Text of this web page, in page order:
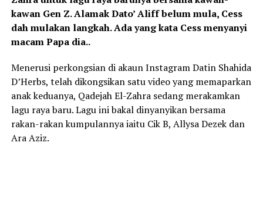
kawan Gen Z. Alamak Dato’ Aliff belum mula, Cess
dah mulakan langkah. Ada yang kata Cess menyanyi
macam Papa dia..
Menerusi perkongsian di akaun Instagram Datin Shahida
D’Herbs, telah dikongsikan satu video yang memaparkan
anak keduanya, Qadejah El-Zahra sedang merakamkan
lagu raya baru. Lagu ini bakal dinyanyikan bersama
rakan-rakan kumpulannya iaitu Cik B, Allysa Dezek dan
Ara Aziz.